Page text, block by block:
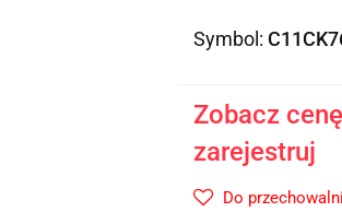
Symbol:
Zobacz
zarejestruj
Do przechowalni